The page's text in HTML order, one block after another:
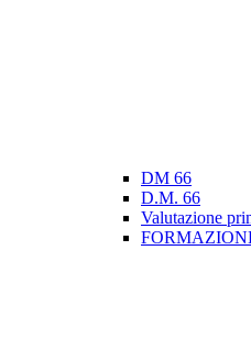
DM 66
D.M. 66
Valutazione